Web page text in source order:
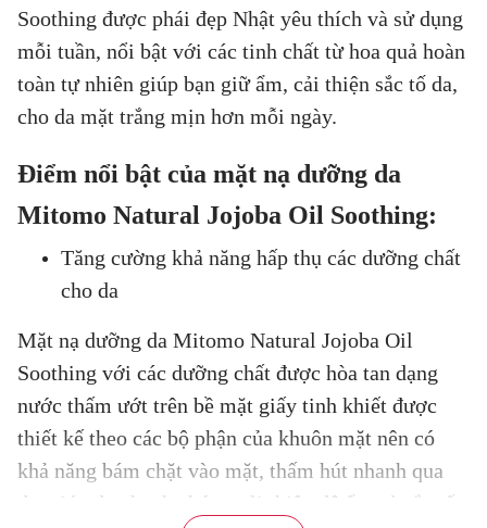
Soothing được phái đẹp Nhật yêu thích và sử dụng
mỗi tuần, nổi bật với các tinh chất từ hoa quả hoàn
toàn tự nhiên giúp bạn giữ ẩm, cải thiện sắc tố da,
cho da mặt trắng mịn hơn mỗi ngày.
Điểm nổi bật của mặt nạ dưỡng da
Mitomo Natural Jojoba Oil Soothing:
Tăng cường khả năng hấp thụ các dưỡng chất
cho da
Mặt nạ dưỡng da Mitomo Natural Jojoba Oil
Soothing với các dưỡng chất được hòa tan dạng
nước thấm ướt trên bề mặt giấy tinh khiết được
thiết kế theo các bộ phận của khuôn mặt nên có
khả năng bám chặt vào mặt, thấm hút nhanh qua
da, giúp da nhanh chóng cải thiện độ ẩm và sắc tố.